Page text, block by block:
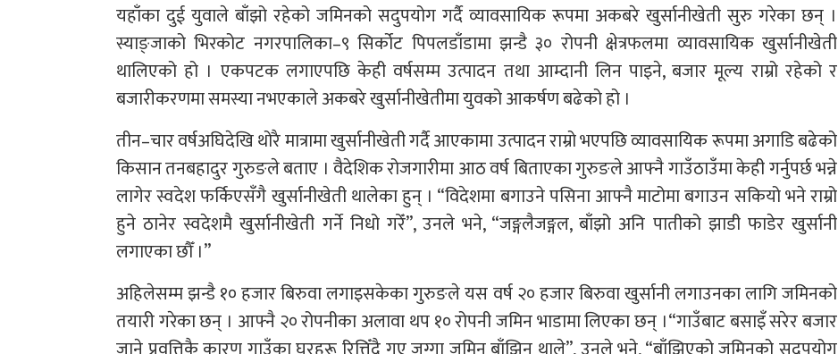
यहाँका दुई युवाले बाँझो रहेको जमिनको सदुपयोग गर्दै व्यावसायिक रूपमा अकबरे खुर्सानीखेती सुरु गरेका छन् ।
स्याङ्जाको भिरकोट नगरपालिका–९ सिर्कोट पिपलडाँडामा झन्डै ३० रोपनी क्षेत्रफलमा व्यावसायिक खुर्सानीखेती
थालिएको हो । एकपटक लगाएपछि केही वर्षसम्म उत्पादन तथा आम्दानी लिन पाइने, बजार मूल्य राम्रो रहेको र
बजारीकरणमा समस्या नभएकाले अकबरे खुर्सानीखेतीमा युवको आकर्षण बढेको हो ।
तीन–चार वर्षअघिदेखि थोरै मात्रामा खुर्सानीखेती गर्दै आएकामा उत्पादन राम्रो भएपछि व्यावसायिक रूपमा अगाडि बढेको
किसान तनबहादुर गुरुङले बताए । वैदेशिक रोजगारीमा आठ वर्ष बिताएका गुरुङले आफ्नै गाउँठाउँमा केही गर्नुपर्छ भन्ने
लागेर स्वदेश फर्किएसँगै खुर्सानीखेती थालेका हुन् । “विदेशमा बगाउने पसिना आफ्नै माटोमा बगाउन सकियो भने राम्रो
हुने ठानेर स्वदेशमै खुर्सानीखेती गर्ने निधो गरेँ”, उनले भने, “जङ्गलैजङ्गल, बाँझो अनि पातीको झाडी फाडेर खुर्सानी
लगाएका छौँ ।”
अहिलेसम्म झन्डै १० हजार बिरुवा लगाइसकेका गुरुङले यस वर्ष २० हजार बिरुवा खुर्सानी लगाउनका लागि जमिनको
तयारी गरेका छन् । आफ्नै २० रोपनीका अलावा थप १० रोपनी जमिन भाडामा लिएका छन् ।“गाउँबाट बसाइँ सरेर बजार